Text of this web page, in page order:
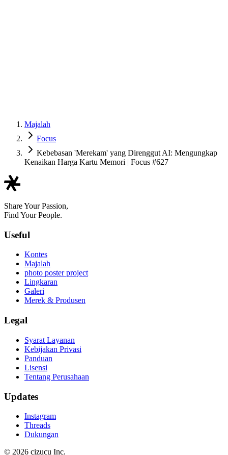
Majalah
Focus
Kebebasan 'Merekam' yang Direnggut AI: Mengungkap
Kenaikan Harga Kartu Memori | Focus #627
Share Your Passion,
Find Your People.
Useful
Kontes
Majalah
photo poster project
Lingkaran
Galeri
Merek & Produsen
Legal
Syarat Layanan
Kebijakan Privasi
Panduan
Lisensi
Tentang Perusahaan
Updates
Instagram
Threads
Dukungan
© 2026 cizucu Inc.